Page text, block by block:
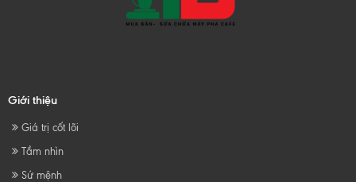
Giới thiệu
Giá trị cốt lõi
Tầm nhìn
Sứ mệnh